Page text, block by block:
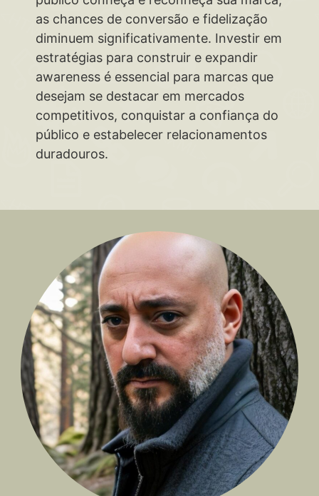
as chances de conversão e fidelização
diminuem significativamente. Investir em
estratégias para construir e expandir
awareness é essencial para marcas que
desejam se destacar em mercados
competitivos, conquistar a confiança do
público e estabelecer relacionamentos
duradouros.